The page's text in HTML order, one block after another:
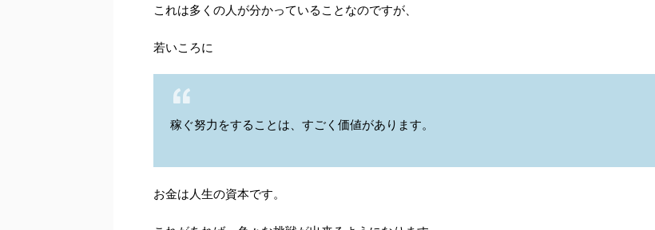
これは多くの人が分かっていることなのですが、
若いころに
稼ぐ努力をすることは、すごく価値があります。
お金は人生の資本です。